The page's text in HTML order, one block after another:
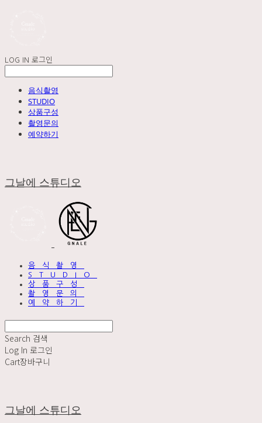
LOG IN 로그인
음식촬영
STUDIO
상품구성
촬영문의
예약하기
그날에 스튜디오
음식촬영
STUDIO
상품구성
촬영문의
예약하기
Search 검색
Log In 로그인
Cart장바구니
그날에 스튜디오